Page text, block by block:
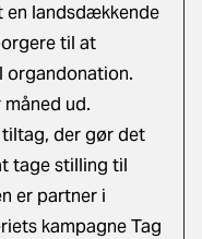
en landsdækkende
til at
organdonation.
ud.
der gør det
tage stilling til
er partner i
kampagne Tag